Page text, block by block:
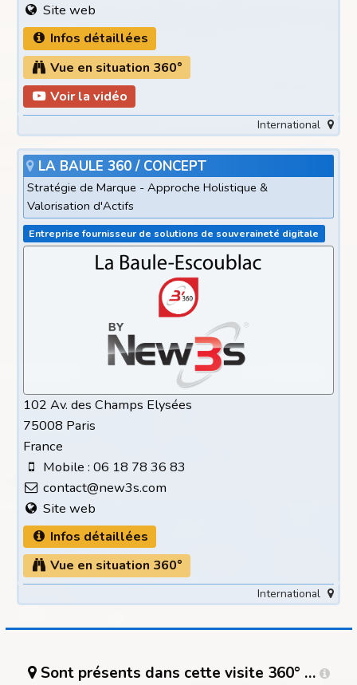
Site web
Infos détaillées
Vue en situation 360°
Voir la vidéo
International
LA BAULE 360 / CONCEPT
Stratégie de Marque - Approche Holistique &
Valorisation d'Actifs
Entreprise fournisseur de solutions de souveraineté digitale
102 Av. des Champs Elysées
75008 Paris
France
Mobile : 06 18 78 36 83
contact@new3s.com
Site web
Infos détaillées
Vue en situation 360°
International
Sont présents dans cette visite 360° …